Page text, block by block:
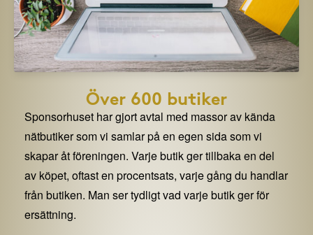
Över 600 butiker
Sponsorhuset har gjort avtal med massor av kända
nätbutiker som vi samlar på en egen sida som vi
skapar åt föreningen. Varje butik ger tillbaka en del
av köpet, oftast en procentsats, varje gång du handlar
från butiken. Man ser tydligt vad varje butik ger för
ersättning.